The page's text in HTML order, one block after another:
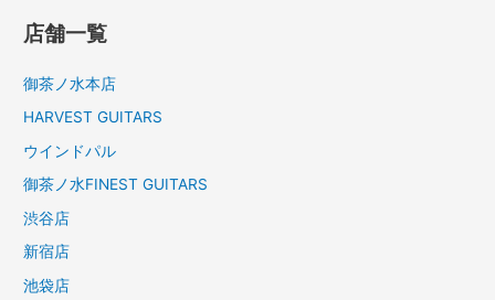
店舗一覧
御茶ノ水本店
HARVEST GUITARS
ウインドパル
御茶ノ水FINEST GUITARS
渋谷店
新宿店
池袋店